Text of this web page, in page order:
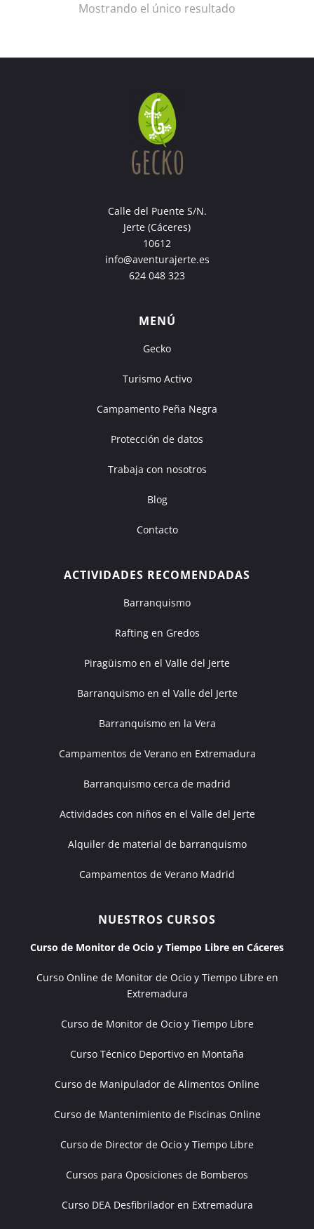
Mostrando el único resultado
Calle del Puente S/N.
Jerte (Cáceres)
10612
info@aventurajerte.es
624 048 323
MENÚ
Gecko
Turismo Activo
Campamento Peña Negra
Protección de datos
Trabaja con nosotros
Blog
Contacto
ACTIVIDADES RECOMENDADAS
Barranquismo
Rafting en Gredos
Piragüismo en el Valle del Jerte
Barranquismo en el Valle del Jerte
Barranquismo en la Vera
Campamentos de Verano en Extremadura
Barranquismo cerca de madrid
Actividades con niños en el Valle del Jerte
Alquiler de material de barranquismo
Campamentos de Verano Madrid
NUESTROS CURSOS
Curso de Monitor de Ocio y Tiempo Libre en Cáceres
Curso Online de Monitor de Ocio y Tiempo Libre en
Extremadura
Curso de Monitor de Ocio y Tiempo Libre
Curso Técnico Deportivo en Montaña
Curso de Manipulador de Alimentos Online
Curso de Mantenimiento de Piscinas Online
Curso de Director de Ocio y Tiempo Libre
Cursos para Oposiciones de Bomberos
Curso DEA Desfibrilador en Extremadura